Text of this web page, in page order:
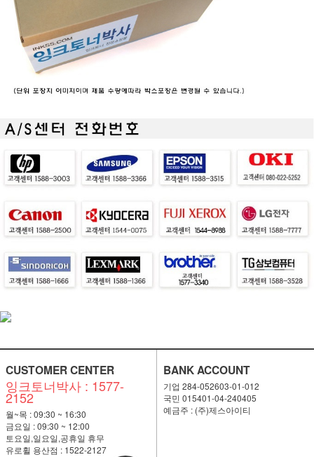
CUSTOMER CENTER
잉크토너박사 : 1577-
2152
월~목 : 09:30 ~ 16:30
금요일 : 09:30 ~ 12:00
토요일,일요일,공휴일 휴무
유로휠 용산점 : 1522-2127
BANK ACCOUNT
기업 284-052603-01-012
국민 015401-04-240405
예금주 : (주)제스아이티